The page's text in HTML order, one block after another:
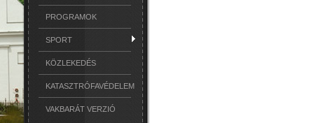
PROGRAMOK
SPORT
KÖZLEKEDÉS
KATASZTRÓFAVÉDELEM
VAKBARÁT VERZIÓ